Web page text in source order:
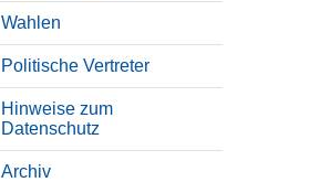
Wahlen
Politische Vertreter
Hinweise zum
Datenschutz
Archiv